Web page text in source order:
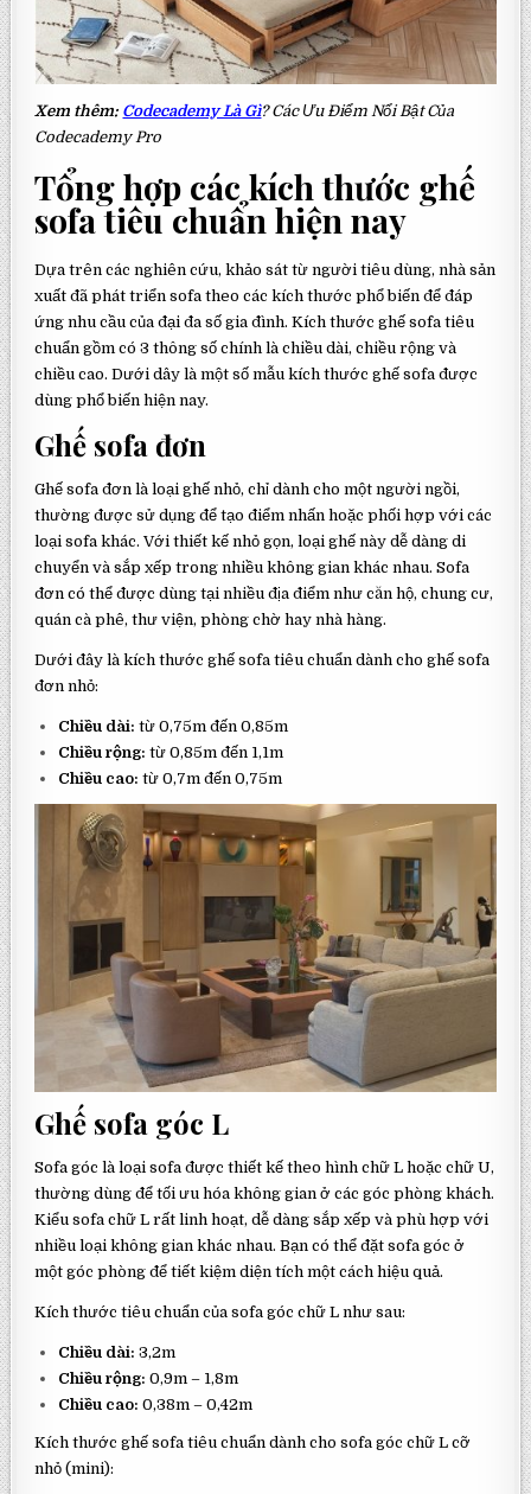
Xem thêm: Codecademy Là Gì? Các Ưu Điểm Nổi Bật Của
Codecademy Pro
Tổng hợp các kích thước ghế
sofa tiêu chuẩn hiện nay
Dựa trên các nghiên cứu, khảo sát từ người tiêu dùng, nhà sản
xuất đã phát triển sofa theo các kích thước phổ biến để đáp
ứng nhu cầu của đại đa số gia đình. Kích thước ghế sofa tiêu
chuẩn gồm có 3 thông số chính là chiều dài, chiều rộng và
chiều cao. Dưới dây là một số mẫu kích thước ghế sofa được
dùng phổ biến hiện nay.
Ghế sofa đơn
Ghế sofa đơn là loại ghế nhỏ, chỉ dành cho một người ngồi,
thường được sử dụng để tạo điểm nhấn hoặc phối hợp với các
loại sofa khác. Với thiết kế nhỏ gọn, loại ghế này dễ dàng di
chuyển và sắp xếp trong nhiều không gian khác nhau. Sofa
đơn có thể được dùng tại nhiều địa điểm như căn hộ, chung cư,
quán cà phê, thư viện, phòng chờ hay nhà hàng.
Dưới đây là kích thước ghế sofa tiêu chuẩn dành cho ghế sofa
đơn nhỏ:
Chiều dài: từ 0,75m đến 0,85m
Chiều rộng: từ 0,85m đến 1,1m
Chiều cao: từ 0,7m đến 0,75m
Ghế sofa góc L
Sofa góc là loại sofa được thiết kế theo hình chữ L hoặc chữ U,
thường dùng để tối ưu hóa không gian ở các góc phòng khách.
Kiểu sofa chữ L rất linh hoạt, dễ dàng sắp xếp và phù hợp với
nhiều loại không gian khác nhau. Bạn có thể đặt sofa góc ở
một góc phòng để tiết kiệm diện tích một cách hiệu quả.
Kích thước tiêu chuẩn của sofa góc chữ L như sau:
Chiều dài: 3,2m
Chiều rộng: 0,9m – 1,8m
Chiều cao: 0,38m – 0,42m
Kích thước ghế sofa tiêu chuẩn dành cho sofa góc chữ L cỡ
nhỏ (mini):